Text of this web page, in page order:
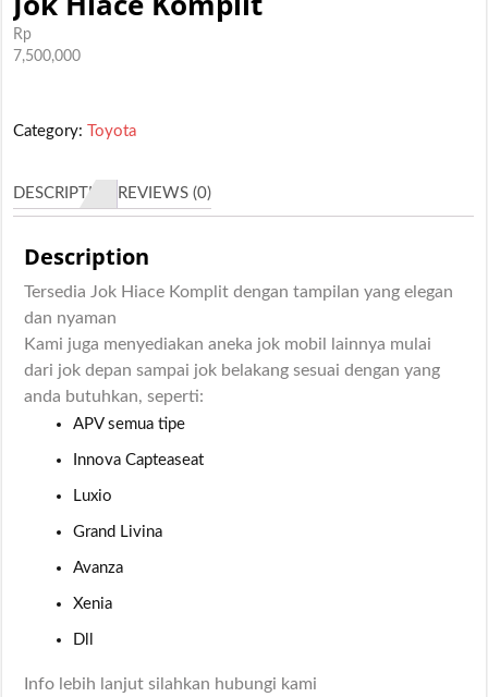
Rp
7,500,000
Category: Toyota
DESCRIPTION REVIEWS (0)
Description
Tersedia Jok Hiace Komplit dengan tampilan yang elegan
dan nyaman
Kami juga menyediakan aneka jok mobil lainnya mulai
dari jok depan sampai jok belakang sesuai dengan yang
anda butuhkan, seperti:
APV semua tipe
Innova Capteaseat
Luxio
Grand Livina
Avanza
Xenia
Dll
Info lebih lanjut silahkan hubungi kami